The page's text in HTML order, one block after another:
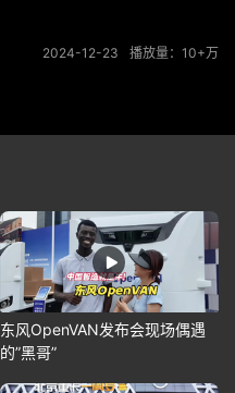
播放量：10+万
2024-12-23
东风OpenVAN发布会现场偶遇
的”黑哥”